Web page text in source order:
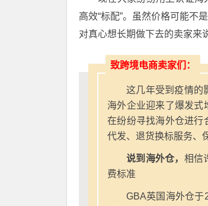
高效“标配”。虽然价格可能不
对真心想长期做下去的卖家来
致跨境电商卖家们：
这几年受到疫情的
海外企业迎来了爆发式
在纷纷寻找海外仓进行
代发、退货换标服务、
说到海外仓， 相信
费标准
GBA英国海外仓于